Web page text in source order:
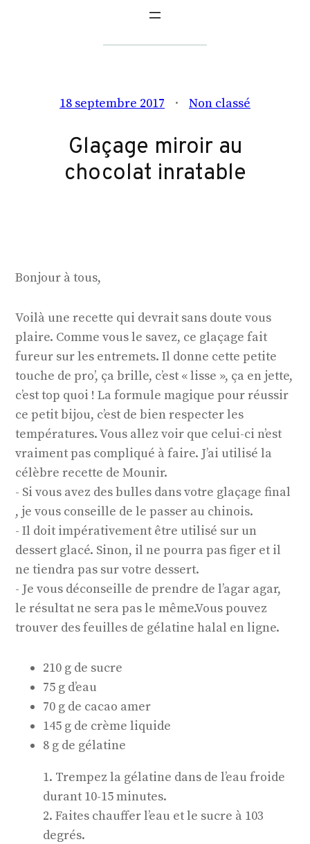
18 septembre 2017 Non classé
Glaçage miroir au
chocolat inratable
Bonjour à tous,
Voilà une recette qui devrait sans doute vous
plaire. Comme vous le savez, ce glaçage fait
fureur sur les entremets. Il donne cette petite
touche de pro’, ça brille, c’est « lisse », ça en jette,
c’est top quoi ! La formule magique pour réussir
ce petit bijou, c’est de bien respecter les
températures. Vous allez voir que celui-ci n’est
vraiment pas compliqué à faire. J’ai utilisé la
célèbre recette de Mounir.
- Si vous avez des bulles dans votre glaçage final
, je vous conseille de le passer au chinois.
- Il doit impérativement être utilisé sur un
dessert glacé. Sinon, il ne pourra pas figer et il
ne tiendra pas sur votre dessert.
- Je vous déconseille de prendre de l’agar agar,
le résultat ne sera pas le même.Vous pouvez
trouver des feuilles de gélatine halal en ligne.
210 g de sucre
75 g d’eau
70 g de cacao amer
145 g de crème liquide
8 g de gélatine
1. Trempez la gélatine dans de l’eau froide
durant 10-15 minutes.
2. Faites chauffer l’eau et le sucre à 103
degrés.